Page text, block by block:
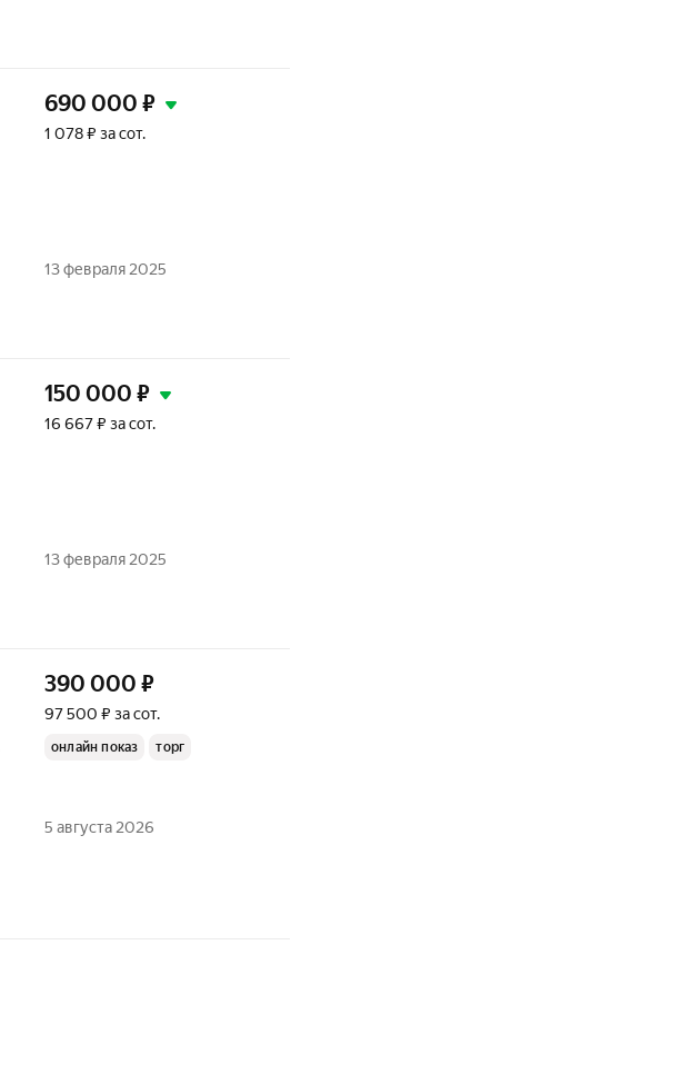
690 000 ₽
1 078 ₽ за сот.
13 февраля 2025
150 000 ₽
16 667 ₽ за сот.
13 февраля 2025
390 000 ₽
97 500 ₽ за сот.
онлайн показ торг
5 августа 2026